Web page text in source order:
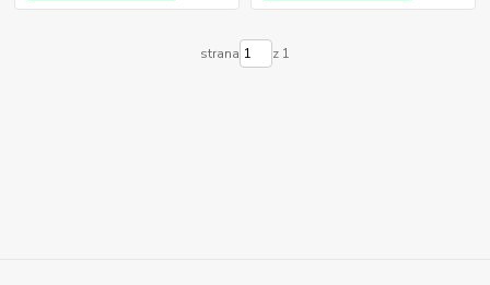
strana z 1